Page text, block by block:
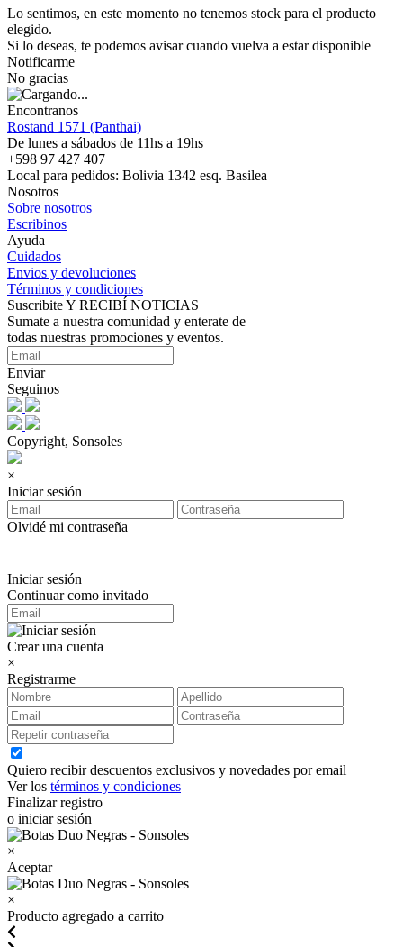
Lo sentimos, en este momento no tenemos stock para el producto
elegido.
Si lo deseas, te podemos avisar cuando vuelva a estar disponible
Notificarme
No gracias
Encontranos
Rostand 1571 (Panthai)
De lunes a sábados de 11hs a 19hs
+598 97 427 407
Local para pedidos: Bolivia 1342 esq. Basilea
Nosotros
Sobre nosotros
Escribinos
Ayuda
Cuidados
Envios y devoluciones
Términos y condiciones
Suscribite Y RECIBÍ NOTICIAS
Sumate a nuestra comunidad y enterate de
todas nuestras promociones y eventos.
Enviar
Seguinos
Copyright, Sonsoles
×
Iniciar sesión
Olvidé mi contraseña
Iniciar sesión
Continuar como invitado
Crear una cuenta
×
Registrarme
Quiero recibir descuentos exclusivos y novedades por email
Ver los términos y condiciones
Finalizar registro
o iniciar sesión
×
Aceptar
×
Producto agregado a carrito